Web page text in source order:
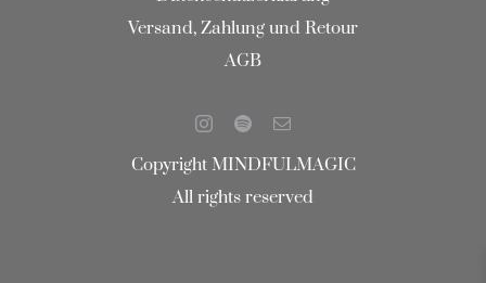
Versand, Zahlung und Retour
AGB
Copyright MINDFULMAGIC
All rights reserved